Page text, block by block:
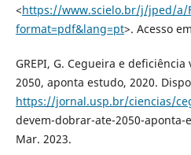
<https://www.scielo.br/j/jped/a/
format=pdf&lang=pt>. Acesso
GREPI, G. Cegueira e
2050, aponta estudo, 2020.
https://jornal.usp.br/ciencias/
devem-dobrar-ate-2050-aponta-
Mar. 2023.